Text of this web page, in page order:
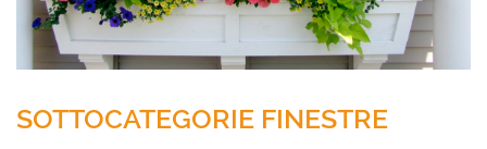
SOTTOCATEGORIE FINESTRE